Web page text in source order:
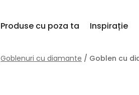
Produse cu poza ta Inspirație
Goblenuri cu diamante / Goblen cu